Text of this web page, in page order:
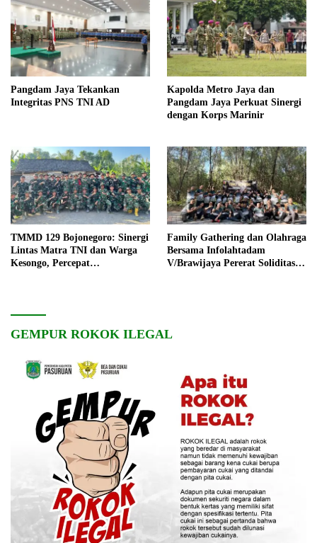
Pangdam Jaya Tekankan
Integritas PNS TNI AD
Kapolda Metro Jaya dan
Pangdam Jaya Perkuat Sinergi
dengan Korps Marinir
TMMD 129 Bojonegoro: Sinergi
Lintas Matra TNI dan Warga
Kesongo, Percepat
Family Gathering dan Olahraga
Bersama Infolahtadam
V/Brawijaya Pererat Soliditas
GEMPUR ROKOK ILEGAL